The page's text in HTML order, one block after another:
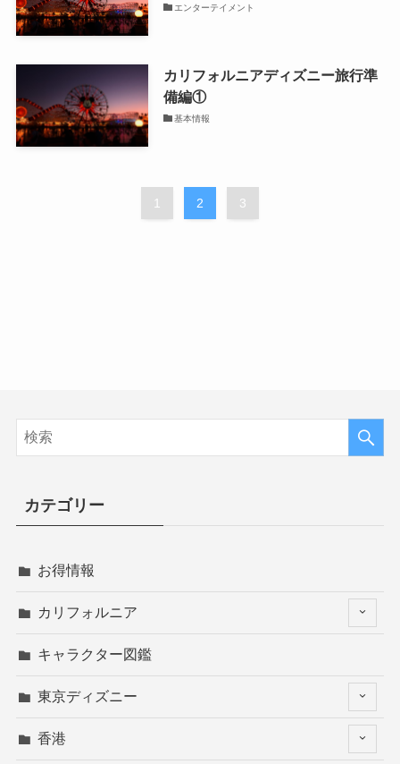
エンターテイメント
カリフォルニアディズニー旅行準
備編①
基本情報
1 2 3
カテゴリー
お得情報
カリフォルニア
キャラクター図鑑
東京ディズニー
香港